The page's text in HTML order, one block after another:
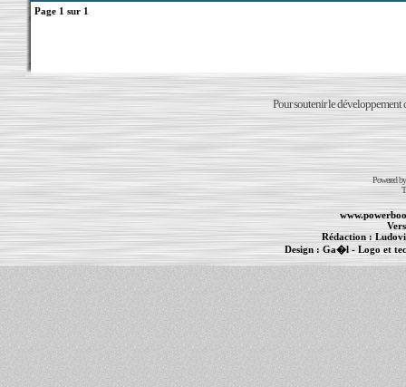
Page 1 sur 1
Pour soutenir le développement
Powered
Rédaction :
Design : Ga�l- Logo et
Informations : PowerBook -